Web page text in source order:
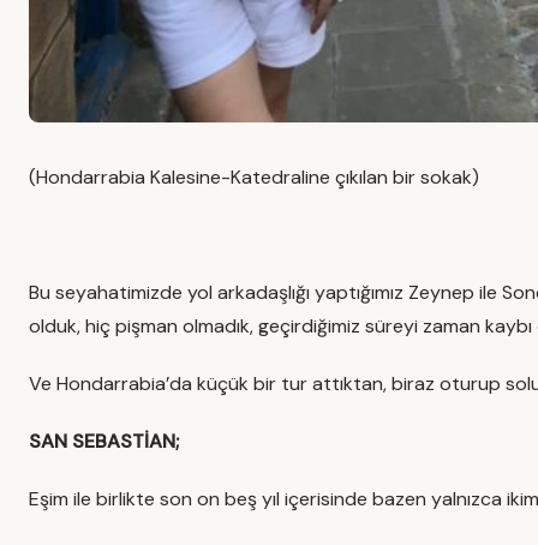
(Hondarrabia Kalesine-Katedraline çıkılan bir sokak)
Bu seyahatimizde yol arkadaşlığı yaptığımız Zeynep ile
olduk, hiç pişman olmadık, geçirdiğimiz süreyi zaman
Ve Hondarrabia’da küçük bir tur attıktan, biraz oturup
SAN SEBASTİAN;
Eşim ile birlikte son on beş yıl içerisinde bazen yalnızca